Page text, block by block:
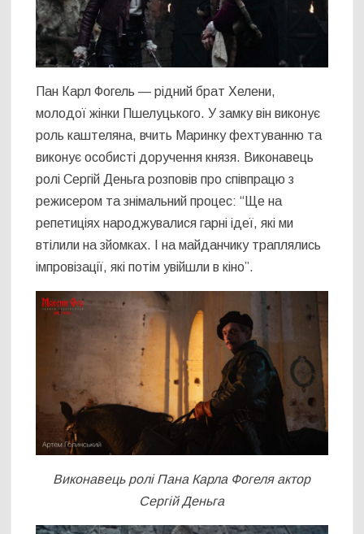
Пан Карл Фогель — рідний брат Хелени,
молодої жінки Пшелуцького. У замку він виконує
роль каштеляна, вчить Маринку фехтуванню та
виконує особисті доручення князя. Виконавець
ролі Сергій Деньга розповів про співпрацю з
режисером та знімальний процес: “Ще на
репетиціях народжувалися гарні ідеї, які ми
втілили на зйомках. І на майданчику траплялись
імпровізації, які потім увійшли в кіно”.
Виконавець ролі Пана Карла Фогеля актор
Сергій Деньга